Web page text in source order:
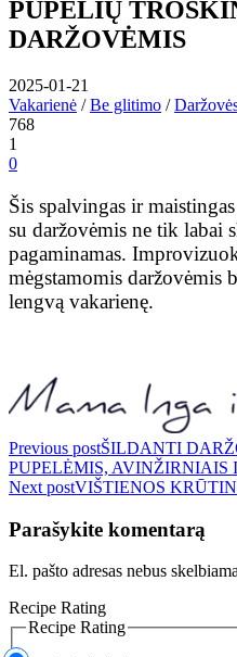
PUPELIŲ
DARŽOVĖMIS
2025-01-21
Vakarienė /Be glitimo /
768
1
0
Šis spalvingas ir
su daržovėmis ne tik labai
pagaminamas.
mėgstamomis daržovėmis
lengvą vakarienę.
Navigacija
tarp
Previous postŠILDANTI
PUPELĖMIS, AVINŽIRNIAIS
Next postVIŠTIENOS
Parašykite komentarą
El. pašto adresas nebus
Recipe Rating
Recipe Rating